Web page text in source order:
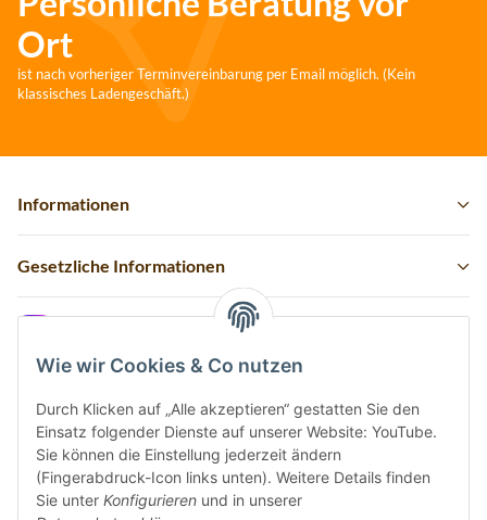
Wie wir Cookies & Co nutzen
Durch Klicken auf „Alle akzeptieren“ gestatten Sie den
Einsatz folgender Dienste auf unserer Website: YouTube.
Sie können die Einstellung jederzeit ändern
(Fingerabdruck-Icon links unten). Weitere Details finden
Sie unter Konfigurieren und in unserer
Ort
ist nach vorheriger Terminvereinbarung per Email möglich. (Kein
klassisches Ladengeschäft.)
Informationen
Gesetzliche Informationen
Vertrag widerrufen
Sicher bezahlen via: